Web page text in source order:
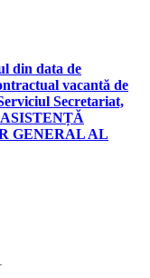
din data de
vacantă de
Secretariat,
GENERAL AL